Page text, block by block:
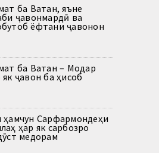
ба Ватан, яъне
ҷавонмардӣ ва
ёфтани ҷавонон
ба Ватан – Модар
ҷавон ба ҳисоб
Сарфармондеҳи
ҳар як сарбозро
медорам